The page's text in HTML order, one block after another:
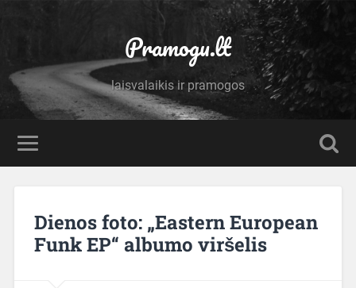
Pramogu.lt
laisvalaikis ir pramogos
Dienos foto: „Eastern European
Funk EP“ albumo viršelis